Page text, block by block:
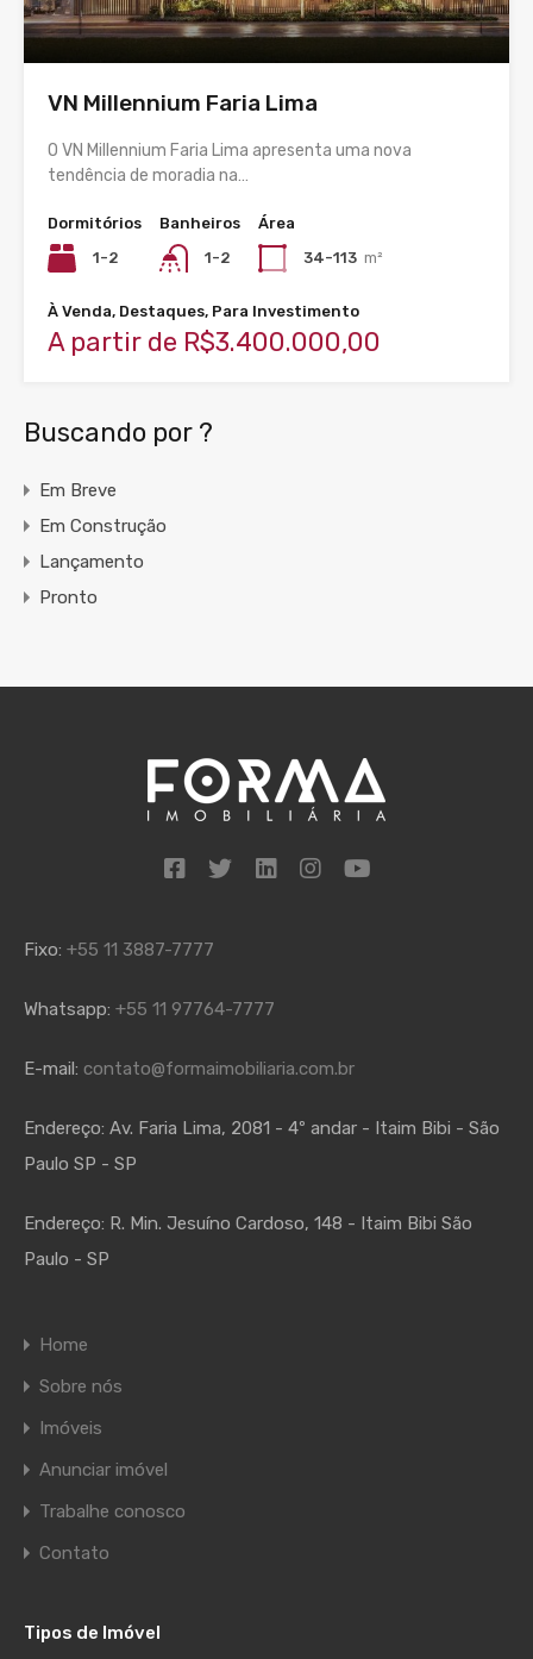
VN Millennium Faria Lima
O VN Millennium Faria Lima apresenta uma nova
tendência de moradia na…
Dormitórios
1-2
Banheiros
1-2
Área
34-113 m²
À Venda, Destaques, Para Investimento
A partir de R$3.400.000,00
Buscando por ?
Em Breve
Em Construção
Lançamento
Pronto
Fixo: +55 11 3887-7777
Whatsapp: +55 11 97764-7777
E-mail: contato@formaimobiliaria.com.br
Endereço: Av. Faria Lima, 2081 - 4º andar - Itaim Bibi - São
Paulo SP - SP
Endereço: R. Min. Jesuíno Cardoso, 148 - Itaim Bibi São
Paulo - SP
Home
Sobre nós
Imóveis
Anunciar imóvel
Trabalhe conosco
Contato
Tipos de Imóvel